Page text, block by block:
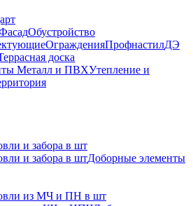
Обустройство
ОгражденияПрофнастилДЭ
доска
Металл и ПВХУтепление и
и забора в шт
и забора в штДоборные элементы
из МЧ и ПН в шт